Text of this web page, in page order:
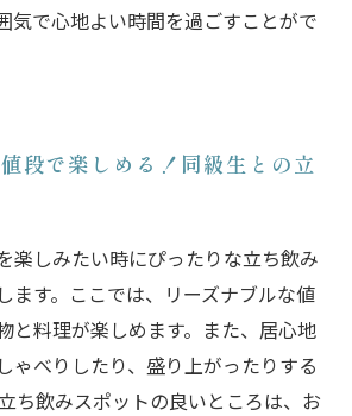
気で心地よい時間を過ごすことがで
段で楽しめる！同級生との立
楽しみたい時にぴったりな立ち飲み
ます。ここでは、リーズナブルな値
と料理が楽しめます。また、居心地
ゃべりしたり、盛り上がったりする
ち飲みスポットの良いところは、お